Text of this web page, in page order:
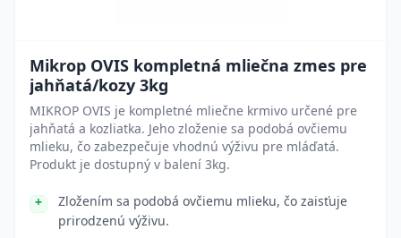
Mikrop OVIS kompletná mliečna zmes pre
jahňatá/kozy 3kg
MIKROP OVIS je kompletné mliečne krmivo určené pre
jahňatá a kozliatka. Jeho zloženie sa podobá ovčiemu
mlieku, čo zabezpečuje vhodnú výživu pre mláďatá.
Produkt je dostupný v balení 3kg.
Zložením sa podobá ovčiemu mlieku, čo zaisťuje
prirodzenú výživu.